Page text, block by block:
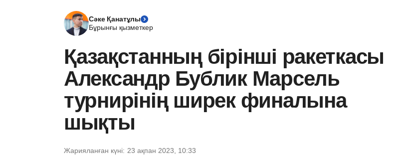
Сәке Қанатұлы
Бұрынғы қызметкер
Қазақстанның бірінші ракеткасы
Александр Бублик Марсель
турнирінің ширек финалына
шықты
Жарияланған күні: 23 ақпан 2023, 10:33